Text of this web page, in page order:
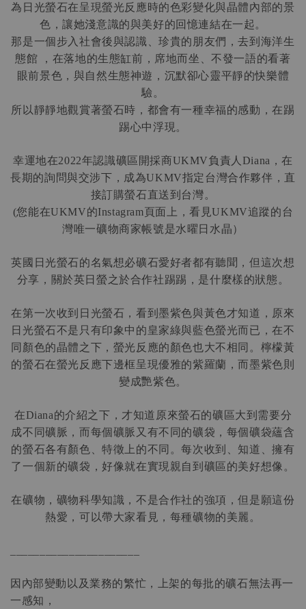
為日光螢石在呈現螢光反應時的色彩變化與晶體內部的景
色，讓她淺意識的與美好的回憶連結在一起。
那是一個步入社會後與認識、珍貴的朋友們，去到海洋生
態館
，在落地的生態缸前，席地而坐、不發一語的看著
眼前景色，與自然生態神遊，沉默卻心靈平靜的快樂體
驗。
所以靜靜地觀賞著螢石時，都會有一種幸福的感動，在踢
踢心中浮現。
幸運地在2022年認識礦區開採商UKMV負責人 Diana ，在
長期的詢問與交涉下，成為UKMV指定台灣合作夥伴，直
接訂購螢石直送到台灣。
(您能在UKMV的Instagram頁面上，看見UKMV追蹤的台
灣唯一礦物商家帳號是水曜日水晶）
英國日光螢石的名氣想必礦石愛好者都有聽聞，但這次想
分享，關於英日螢之於合作社踢踢，是什麼樣的狀態。
在第一次收到日光螢石，看到墨紫色與黃色才知道，原來
日光螢石不是只有印象中的皇家綠與藍色螢光而已，在不
同顏色的晶體之下，螢光反應的顏色也大不相同。檸檬黃
的螢石在螢光反應下邊框呈現優雅的紫羅蘭，而墨紫色則
變成艷紫色。
在Diana的介紹之下，才知道原來螢石的礦區大到需要分
成不同礦脈，而每個礦脈又有不同的礦袋，每個礦袋蘊含
的螢石各有顏色、特徵上的不同。每次收到、知道、擁有
了一個新的礦袋，好像就在實現親自到礦區的美好想像。
在礦物，礦物科學知識，不是合作社的強項，但是願這份
熱愛，可以帶大家看見，每種礦物的美麗。
因內部變動以及業務的繁忙，上架的每批的礦石無法再一
一感知，